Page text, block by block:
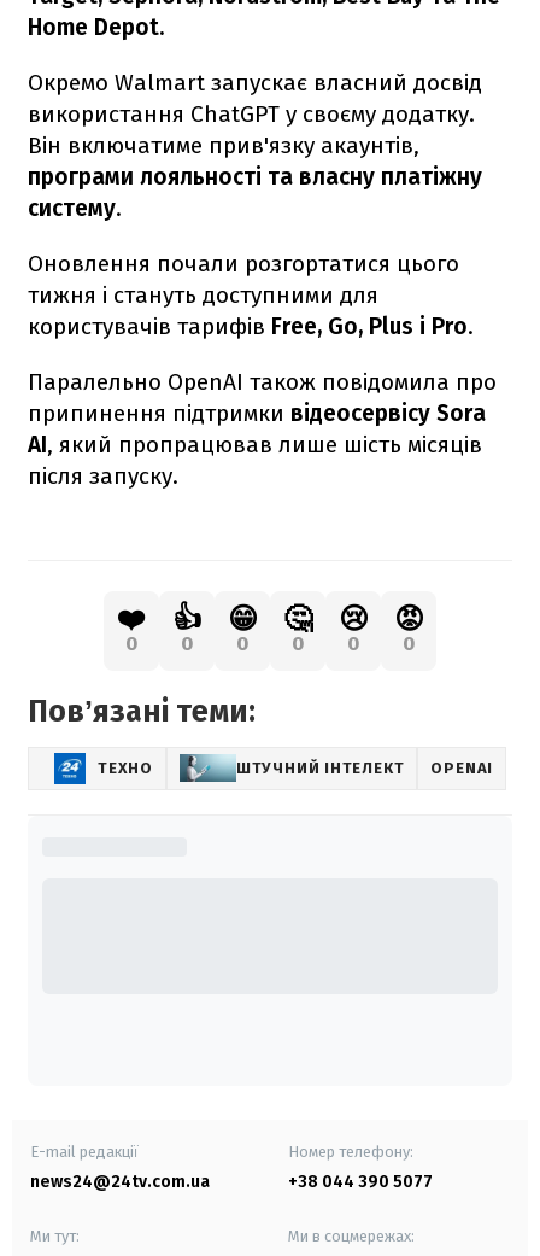
Home Depot.
Окремо Walmart запускає власний досвід
використання ChatGPT у своєму додатку.
Він включатиме прив'язку акаунтів,
програми лояльності та власну платіжну
систему.
Оновлення почали розгортатися цього
тижня і стануть доступними для
користувачів тарифів Free, Go, Plus і Pro.
Паралельно OpenAI також повідомила про
припинення підтримки відеосервісу Sora
AI, який пропрацював лише шість місяців
після запуску.
❤️
0
👍
0
😁
0
🤔
0
😢
0
😡
0
Повʼязані теми:
ТЕХНО ШТУЧНИЙ ІНТЕЛЕКТ OPENAI
E-mail редакції
news24@24tv.com.ua
Номер телефону:
+38 044 390 5077
Ми тут: Ми в соцмережах: